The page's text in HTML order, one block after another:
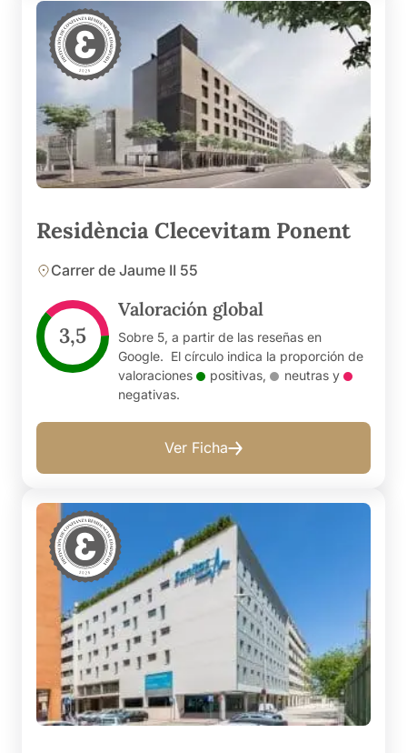
Residència Clecevitam Ponent
Carrer de Jaume II 55
3,5
Valoración global
Sobre 5, a partir de las reseñas en
Google. El círculo indica la proporción de
valoraciones
positivas, neutrasy
negativas.
Ver Ficha